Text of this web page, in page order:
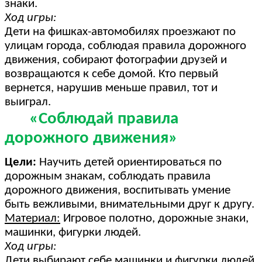
знаки.
Ход игры:
Дети на фишках-автомобилях проезжают по
улицам города, соблюдая правила дорожного
движения, собирают фотографии друзей и
возвращаются к себе домой. Кто первый
вернется, нарушив меньше правил, тот и
выиграл.
«Соблюдай правила
дорожного движения»
Цели: Научить детей ориентироваться по
дорожным знакам, соблюдать правила
дорожного движения, воспитывать умение
быть вежливыми, внимательными друг к другу.
Материал: Игровое полотно, дорожные знаки,
машинки, фигурки людей.
Ход игры: